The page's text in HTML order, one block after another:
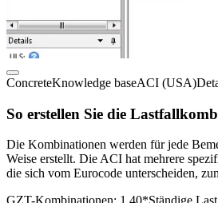
ConcreteKnowledge baseACI (USA)
So erstellen Sie die
Die Kombinationen werden für jede
Weise erstellt. Die ACI hat mehrere
die sich vom Eurocode unterscheiden,